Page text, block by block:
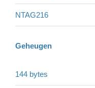
Overige
NTAG216
Geheugen
144 bytes